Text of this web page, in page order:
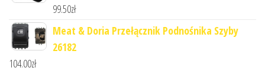
99.50zł
Meat & Doria Przełącznik Podnośnika Szyby
26182
104.00zł